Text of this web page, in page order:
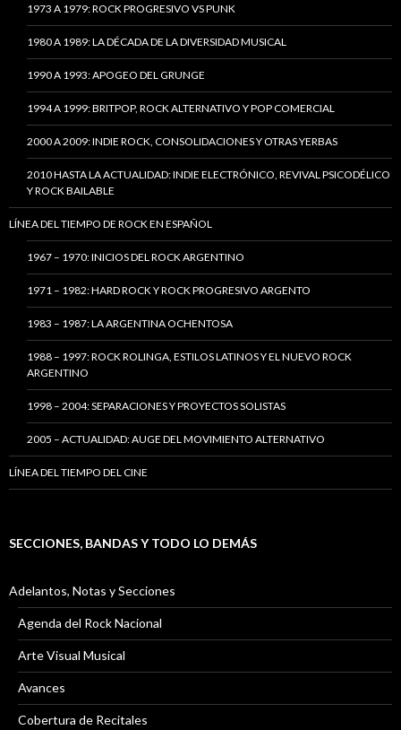
1973 A 1979: ROCK PROGRESIVO VS PUNK
1980 A 1989: LA DÉCADA DE LA DIVERSIDAD MUSICAL
1990 A 1993: APOGEO DEL GRUNGE
1994 A 1999: BRITPOP, ROCK ALTERNATIVO Y POP COMERCIAL
2000 A 2009: INDIE ROCK, CONSOLIDACIONES Y OTRAS YERBAS
2010 HASTA LA ACTUALIDAD: INDIE ELECTRÓNICO, REVIVAL PSICODÉLICO
Y ROCK BAILABLE
LÍNEA DEL TIEMPO DE ROCK EN ESPAÑOL
1967 – 1970: INICIOS DEL ROCK ARGENTINO
1971 – 1982: HARD ROCK Y ROCK PROGRESIVO ARGENTO
1983 – 1987: LA ARGENTINA OCHENTOSA
1988 – 1997: ROCK ROLINGA, ESTILOS LATINOS Y EL NUEVO ROCK
ARGENTINO
1998 – 2004: SEPARACIONES Y PROYECTOS SOLISTAS
2005 – ACTUALIDAD: AUGE DEL MOVIMIENTO ALTERNATIVO
LÍNEA DEL TIEMPO DEL CINE
SECCIONES, BANDAS Y TODO LO DEMÁS
Adelantos, Notas y Secciones
Agenda del Rock Nacional
Arte Visual Musical
Avances
Cobertura de Recitales